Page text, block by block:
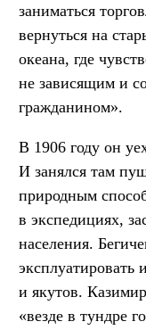
заниматься
вернуться на
океана, где
не зависящим и
гражданином».
В 1906 году он
И занялся там
природным
в экспедициях,
населения.
эксплуатировать
и якутов.
«везде в тундре